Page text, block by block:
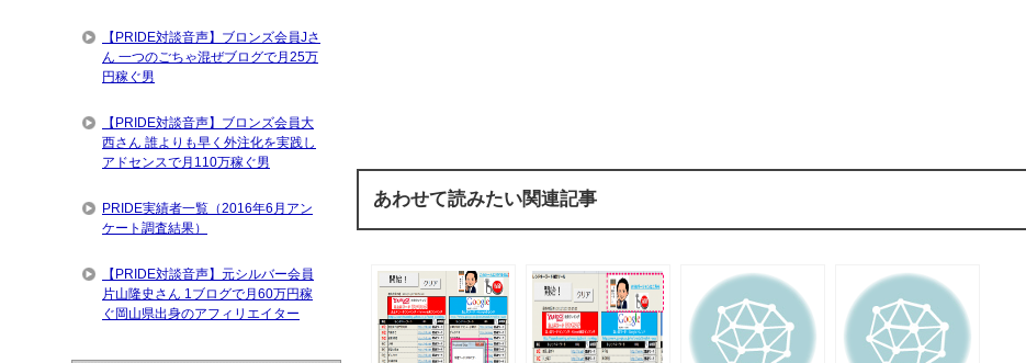
あわせて読みたい関連記事
【PRIDE対談音声】ブロンズ会員Jさ
ん 一つのごちゃ混ぜブログで月25万
円稼ぐ男
【PRIDE対談音声】ブロンズ会員大
西さん 誰よりも早く外注化を実践し
アドセンスで月110万稼ぐ男
PRIDE実績者一覧（2016年6月アン
ケート調査結果）
【PRIDE対談音声】元シルバー会員
片山隆史さん 1ブログで月60万円稼
ぐ岡山県出身のアフィリエイター